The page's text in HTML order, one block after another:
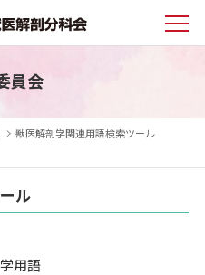
員会
獣医解剖学関連用語検索ツール
ル
用語